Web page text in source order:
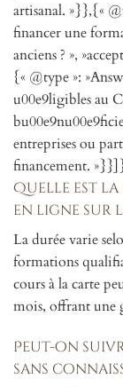
artisanal. »}},{«
financer une
anciens ? »,
{« @type »:
u00e9ligibles au
entreprises ou
financement.
Quelle est la
en ligne sur
La durée varie
formations
cours à la carte
mois, offrant une
Peut-on
sans